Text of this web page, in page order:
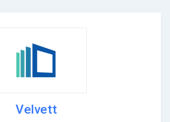
Velvett